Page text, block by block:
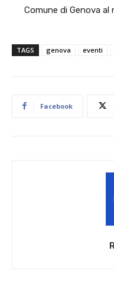
Comune di Genova al
TAGS genova eventi
Facebook